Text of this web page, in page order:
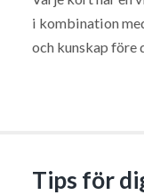
i kombination
och kunskap före
Tips för